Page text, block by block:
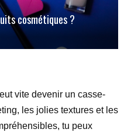
cosmétiques ?
vite devenir un casse-
les jolies textures et les
tu peux